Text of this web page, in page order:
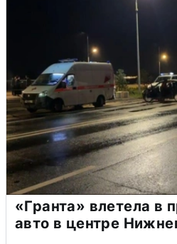
«Гранта» влетела в
авто в центре